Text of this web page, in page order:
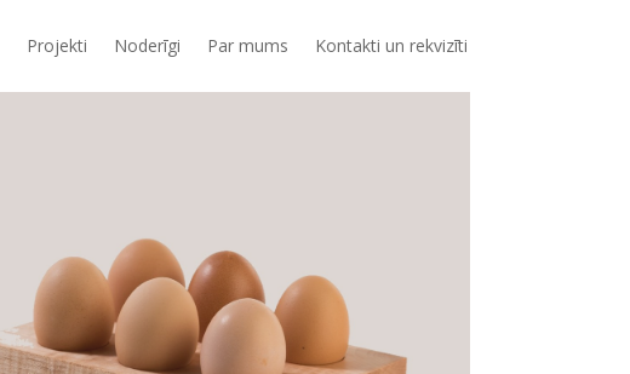
Projekti Noderīgi Par mums Kontakti un rekvizīti